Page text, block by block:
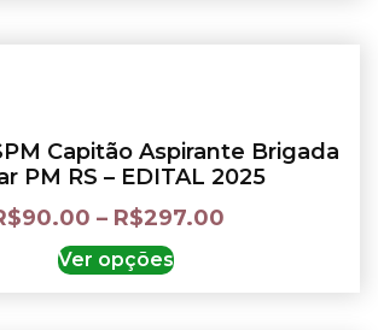
Capitão Aspirante Brigada
PM RS – EDITAL 2025
90.00 – R$297.00
Ver opções